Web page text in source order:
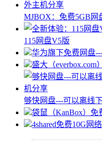
MJBOX：免费5GB网
115网盘V5版
华为旗下免费网盘
盛大（everbox.com
够快网盘---可以离线
袋鼠（KanBox）免
4shared免费10G网